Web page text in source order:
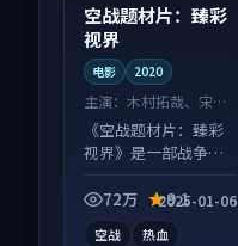
空战题材片：臻彩
视界
电影 2020
主演： 木村拓哉、宋慧
乔 等
《空战题材片：臻彩
视界》是一部战争向
齐全，观感爽快不拖
72万 9.1
2025-01-06
空战
热血